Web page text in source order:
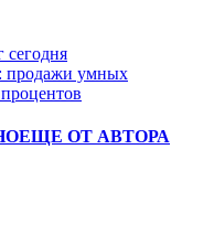
сегодня
продажи умных
ЕЩЕ ОТ АВТОРА